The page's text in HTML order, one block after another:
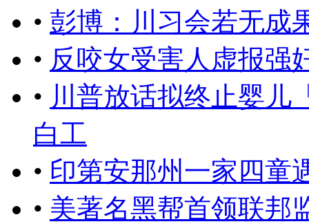
• 彭博：川习会若无成
• 反咬女受害人虚报强
• 川普放话拟终止婴儿
白工
• 印第安那州一家四童
• 美著名黑帮首领联邦